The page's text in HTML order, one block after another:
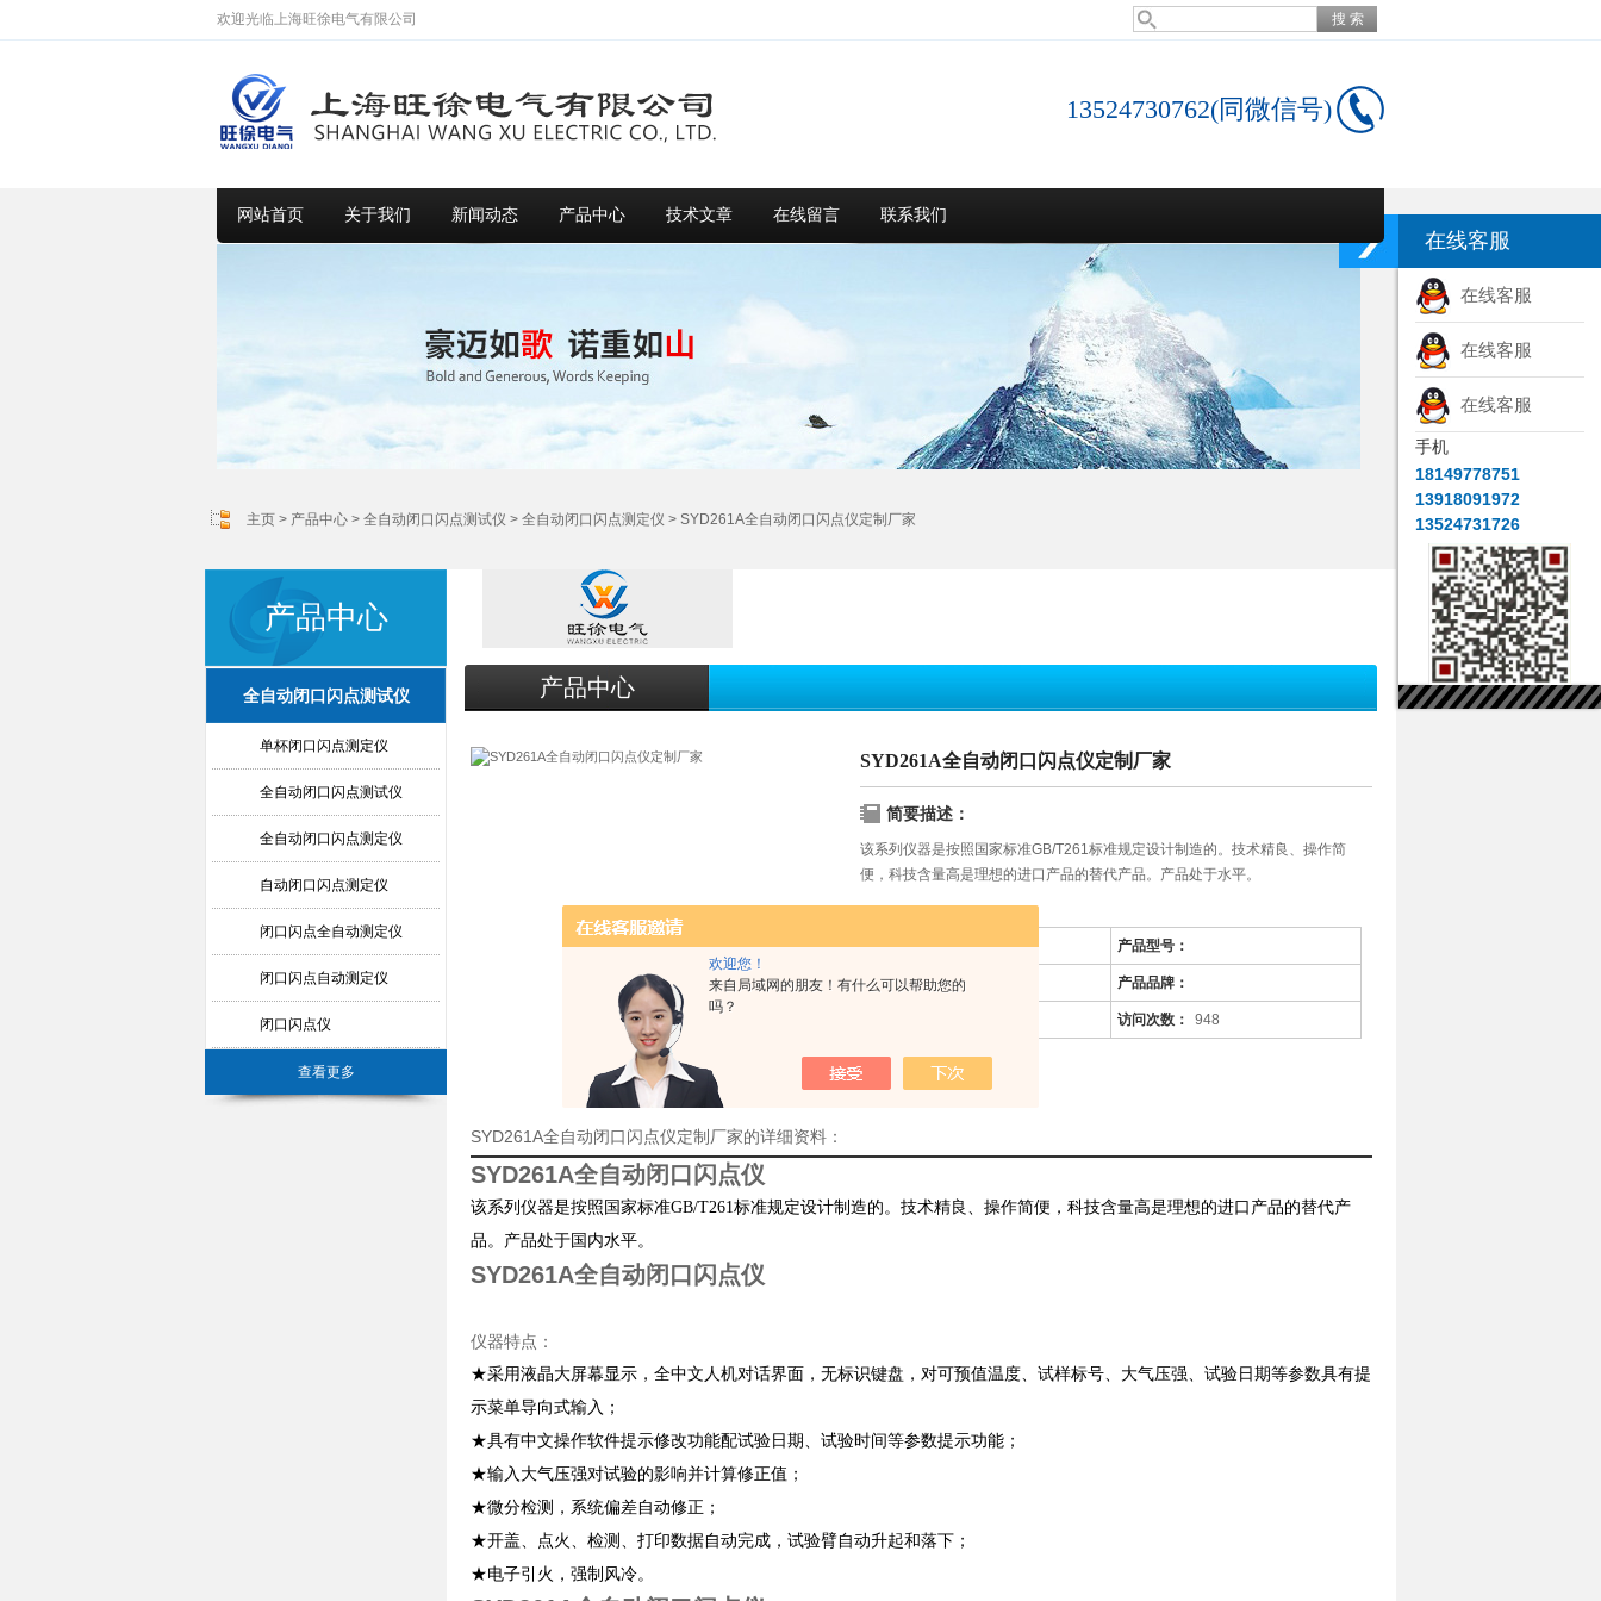
欢迎您！
来自局域网的朋友！有什么可以帮助您的
吗？
欢迎光临上海旺徐电气有限公司
13524730762(同微信号)
网站首页 关于我们 新闻动态 产品中心 技术文章 在线留言 联系我们
主页 > 产品中心 > 全自动闭口闪点测试仪 > 全自动闭口闪点测定仪 > SYD261A全自动闭口闪点仪定制厂家
产品中心
全自动闭口闪点测试仪
单杯闭口闪点测定仪
全自动闭口闪点测试仪
全自动闭口闪点测定仪
自动闭口闪点测定仪
闭口闪点全自动测定仪
闭口闪点自动测定仪
闭口闪点仪
查看更多
产品中心
SYD261A全自动闭口闪点仪定制厂家
简要描述：
该系列仪器是按照国家标准GB/T261标准规定设计制造的。技术精良、操作简
便，科技含量高是理想的进口产品的替代产品。产品处于水平。
更新时间： 2017-09-19 产品型号：
厂商性质： 生产厂家 产品品牌：
访问次数： 948
SYD261A全自动闭口闪点仪定制厂家的详细资料：
SYD261A全自动闭口闪点仪
该系列仪器是按照国家标准GB/T261标准规定设计制造的。技术精良、操作简便，科技含量高是理想的进口产品的替代产
品。产品处于国内水平。
SYD261A全自动闭口闪点仪
仪器特点：
★采用液晶大屏幕显示，全中文人机对话界面，无标识键盘，对可预值温度、试样标号、大气压强、试验日期等参数具有提
示菜单导向式输入；
★具有中文操作软件提示修改功能配试验日期、试验时间等参数提示功能；
★输入大气压强对试验的影响并计算修正值；
★微分检测，系统偏差自动修正；
★开盖、点火、检测、打印数据自动完成，试验臂自动升起和落下；
★电子引火，强制风冷。
在线客服
在线客服
在线客服
在线客服
手机
18149778751
13918091972
13524731726